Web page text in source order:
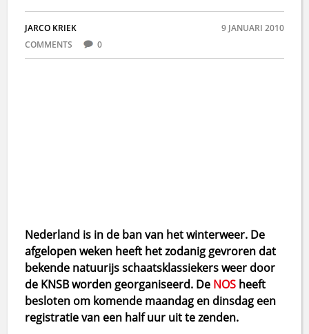
JARCO KRIEK
9 JANUARI 2010
COMMENTS
0
Nederland is in de ban van het winterweer. De
afgelopen weken heeft het zodanig gevroren dat
bekende natuurijs schaatsklassiekers weer door
de KNSB worden georganiseerd. De NOS heeft
besloten om komende maandag en dinsdag een
registratie van een half uur uit te zenden.